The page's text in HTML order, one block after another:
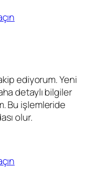
ediyorum. Yeni
detaylı bilgiler
Bu işlemleride
olur.